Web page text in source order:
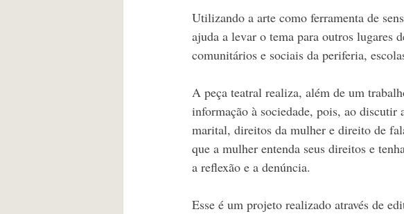
Utilizando a arte como ferramenta de
ajuda a levar o tema para outros lugares
comunitários e sociais da periferia,
A peça teatral realiza, além de um
informação à sociedade, pois, ao
marital, direitos da mulher e direito de
que a mulher entenda seus direitos e
a reflexão e a denúncia.
Esse é um projeto realizado através de